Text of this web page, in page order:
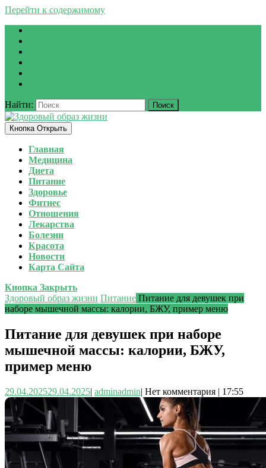
Перейти к содержимому
Найти:
Кнопка Открыть
Главная
Медицина
Диета
Питание
Здоровье
Фитнес
Отношения
Лекарства
Болезни
Красота
Новости
Карта Сайта
Кнопка Закрыть
Здоровый образ жизни Питание Питание для девушек при
наборе мышечной массы: калории, БЖУ, пример меню
Питание для девушек при наборе
мышечной массы: калории, БЖУ,
пример меню
29.04.202529.04.2025| adminadmin| Нет комментария | 17:55